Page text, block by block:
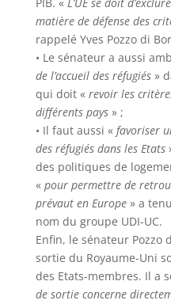
matière de défense des
rappelé Yves Pozzo di
• Le sénateur a aussi
de l’accueil des réfugiés»
qui doit « revoir les
différents pays» ;
• Il faut aussi «favoriser
des réfugiés dans les Etats
des politiques de
« pour permettre de
prévaut en Europe» a
nom du groupe UDI-UC.
Enfin, le sénateur Pozzo
sortie du Royaume-Uni
des Etats-membres. Il a
de sortie concerne